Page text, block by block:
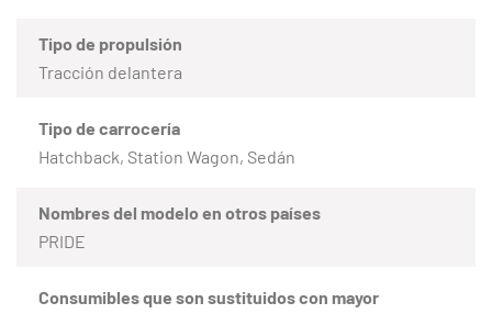
Tipo de propulsión
Tracción delantera
Tipo de carrocería
Hatchback, Station Wagon, Sedán
Nombres del modelo en otros países
PRIDE
Consumibles que son sustituidos con mayor